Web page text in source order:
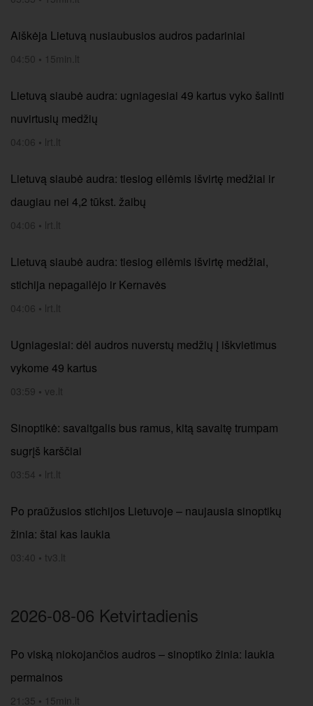
Aiškėja Lietuvą nusiaubusios audros padariniai
04:50 • 15min.lt
Lietuvą siaubė audra: ugniagesiai 49 kartus vyko šalinti
nuvirtusių medžių
04:06 • lrt.lt
Lietuvą siaubė audra: tiesiog eilėmis išvirtę medžiai ir
daugiau nei 4,2 tūkst. žaibų
04:06 • lrt.lt
Lietuvą siaubė audra: tiesiog eilėmis išvirtę medžiai,
stichija nepagailėjo ir Kernavės
04:06 • lrt.lt
Ugniagesiai: dėl audros nuverstų medžių į iškvietimus
vykome 49 kartus
03:59 • ve.lt
Sinoptikė: savaitgalis bus ramus, kitą savaitę trumpam
sugrįš karščiai
03:54 • lrt.lt
Po praūžusios stichijos Lietuvoje – naujausia sinoptikų
žinia: štai kas laukia
03:40 • tv3.lt
2026-08-06 Ketvirtadienis
Po viską niokojančios audros – sinoptiko žinia: laukia
permainos
21:35 • 15min.lt